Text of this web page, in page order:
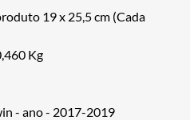
19 x 25,5 cm (Cada
Kg
- ano - 2017-2019